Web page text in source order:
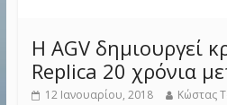
Η AGV δημιουργεί
Replica 20 χρόνια
12 Ιανουαρίου, 2018 Κώστας